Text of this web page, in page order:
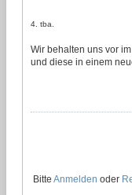
4. tba.
Wir behalten uns vor
und diese in einem
Bitte Anmelden oder